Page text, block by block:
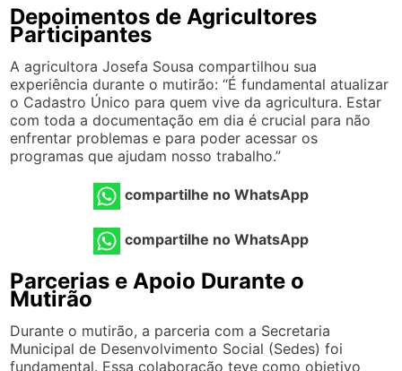
Depoimentos de Agricultores
Participantes
A agricultora Josefa Sousa compartilhou sua
experiência durante o mutirão: “É fundamental atualizar
o Cadastro Único para quem vive da agricultura. Estar
com toda a documentação em dia é crucial para não
enfrentar problemas e para poder acessar os
programas que ajudam nosso trabalho.”
compartilhe no WhatsApp
compartilhe no WhatsApp
Parcerias e Apoio Durante o
Mutirão
Durante o mutirão, a parceria com a Secretaria
Municipal de Desenvolvimento Social (Sedes) foi
fundamental. Essa colaboração teve como objetivo